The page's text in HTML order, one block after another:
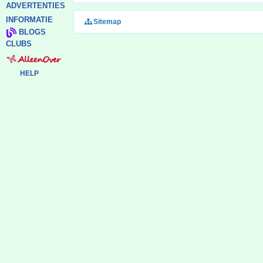
ADVERTENTIES
INFORMATIE
BLOGS
CLUBS
HELP
Sitemap